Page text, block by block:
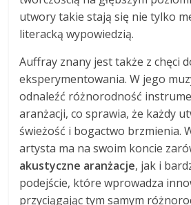
utwory takie stają się nie tylko
literacką wypowiedzią.
Auffray znany jest także z chęci
eksperymentowania. W jego
odnaleźć różnorodność
aranżacji, co sprawia, że każdy
świeżość i bogactwo brzmienia.
artysta ma na swoim koncie
akustyczne aranżacje, jak i
podejście, które wprowadza
przyciągając tym samym